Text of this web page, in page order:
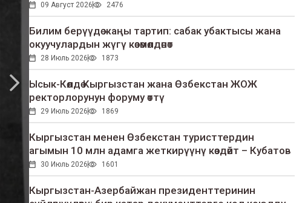
09 Август 2026 2476
Билим берүүдө жаңы тартип: сабак убактысы жана
окуучулардын жүгү көзөмөлдөнөт
28 Июль 2026 1873
Ысык-Көлдө Кыргызстан жана Өзбекстан ЖОЖ
ректорлорунун форуму өттү
29 Июль 2026 1869
Кыргызстан менен Өзбекстан туристтердин
агымын 10 млн адамга жеткирүүнү көздөйт – Кубатов
30 Июль 2026 1601
Кыргызстан-Азербайжан президенттеринин